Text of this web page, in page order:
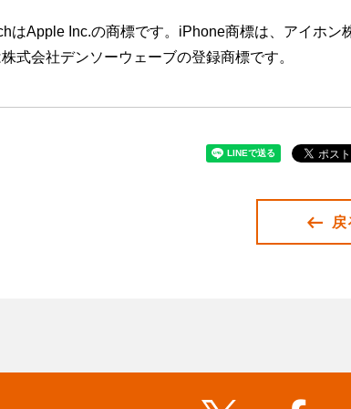
はApple Inc.の商標です。iPhone商標は、アイホン
式会社デンソーウェーブの登録商標です。
戻